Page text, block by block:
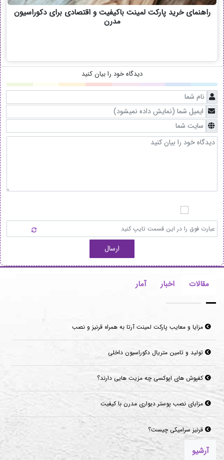
راهنمای خرید پارکت لمینت باکیفیت و اقتصادی برای دکوراسیون
مدرن
دیدگاه خود را بیان کنید
ارسال
مقالات اخبار آمار
مزایا و معایب پارکت لمینت آرتا به همراه قرنیز و نصب
تولید و تامین متریال دکوراسیون داخلی
کفپوش های اپوکسی چه مزیت هایی دارند؟
مزایای نصب پوستر دیواری مدرن با کیفیت
قرنیز سرامیکی چیست؟
آرشیو